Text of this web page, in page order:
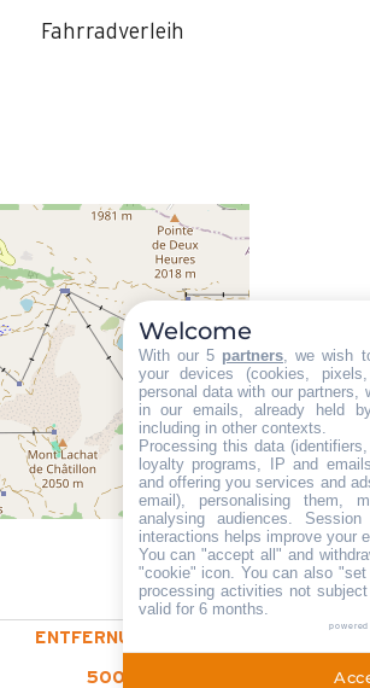
Fahrradverleih
ENTFERNUNGEN :
5000
Welcome
With our 5 partners , we wish
your devices (cookies,
personal data with our partners,
in our emails, already held
including in other contexts.
Processing this data
loyalty programs, IP and
and offering you services and
email), personalising them,
analysing audiences.
interactions helps improve your
You can "accept all" and
"cookie" icon . You can also
processing activities not
valid for 6 months.